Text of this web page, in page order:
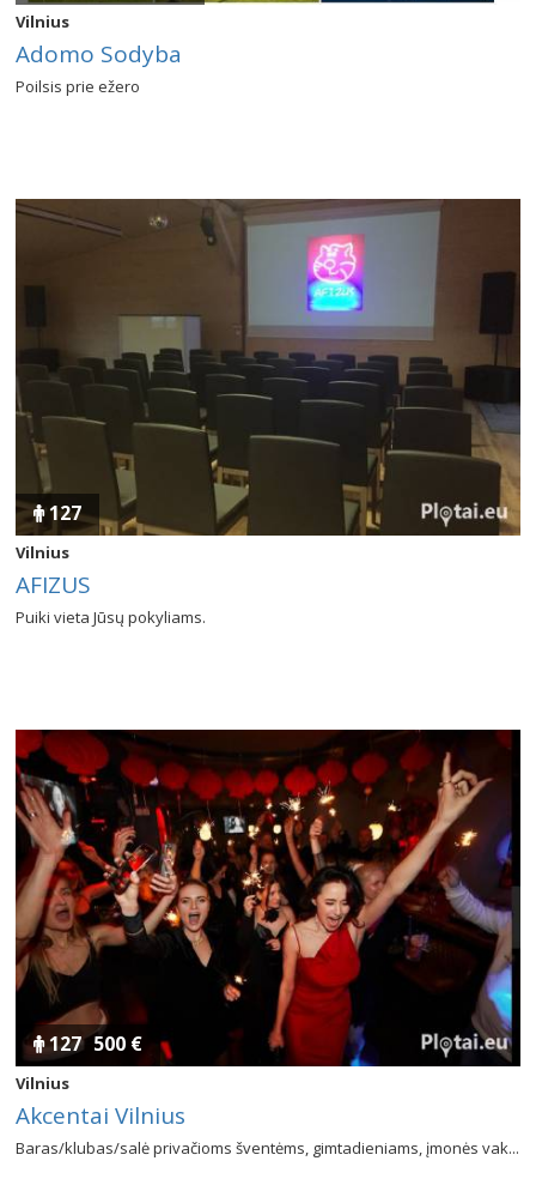
Vilnius
Adomo Sodyba
Poilsis prie ežero
127
Vilnius
AFIZUS
Puiki vieta Jūsų pokyliams.
127 500 €
Vilnius
Akcentai Vilnius
Baras/klubas/salė privačioms šventėms, gimtadieniams, įmonės vak...